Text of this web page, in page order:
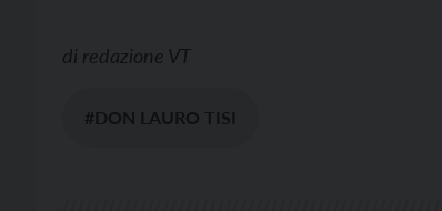
di redazione VT
#DON LAURO TISI